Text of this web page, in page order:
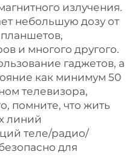
излучения.
небольшую дозу от
и многого другого.
гаджетов, а
как минимум 50
телевизора,
помните, что жить
линий
теле/радио/
для